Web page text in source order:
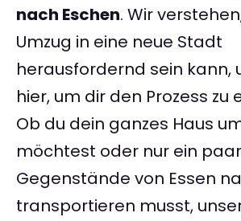
nach Eschen. Wir
Umzug in eine neue Stadt
herausfordernd sein kann,
hier, um dir den Prozess zu
Ob du dein ganzes Haus
möchtest oder nur ein paar
Gegenstände von Essen
transportieren musst,